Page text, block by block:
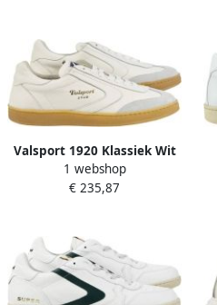
Valsport 1920 Klassiek Wit
Sneakers
1 webshop
€ 235,87